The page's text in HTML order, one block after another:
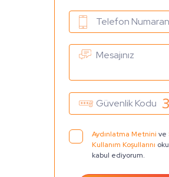
Aydınlatma Metnini ve
Kullanım Koşullarını
kabul ediyorum.